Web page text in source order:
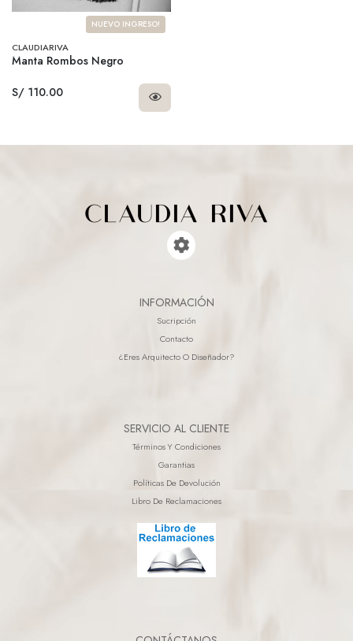
NUEVO INGRESO!
CLAUDIARIVA
Manta Rombos Negro
S/ 110.00
INFORMACIÓN
Sucripción
Contacto
¿eres Arquitecto O Diseñador?
SERVICIO AL CLIENTE
Términos Y Condiciones
Garantias
Políticas De Devolución
Libro De Reclamaciones